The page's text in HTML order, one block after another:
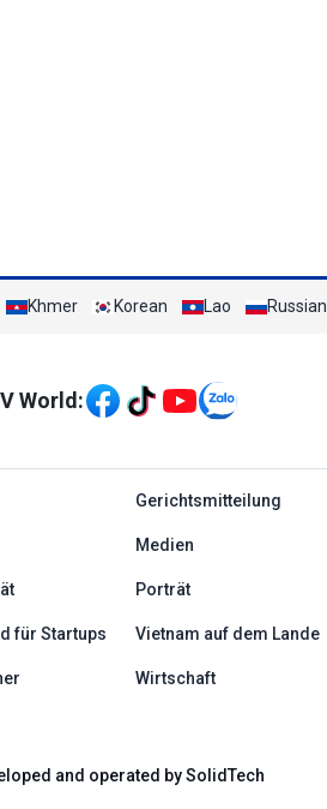
Khmer Korean Lao Russian
World:
tiếng Đức
Gerichtsmitteilung
Medien
Porträt
für Startups Vietnam auf dem Lande
Wirtschaft
and operated by SolidTech